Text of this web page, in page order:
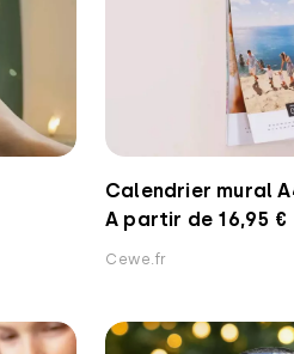
Calendrier mural
A partir de 16,95 €
Cewe.fr